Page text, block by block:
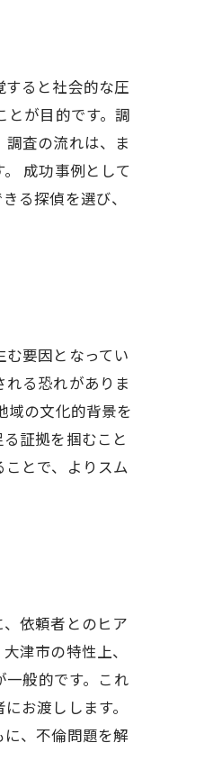
ると社会的な圧
とが目的です。調
査の流れは、ま
成功事例として
る探偵を選び、
要因となってい
る恐れがありま
域の文化的背景を
証拠を掴むこと
とで、よりスム
依頼者とのヒア
津市の特性上、
般的です。これ
お渡しします。
、不倫問題を解